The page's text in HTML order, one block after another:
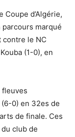
Coupe d’Algérie,
marqué
contre le NC
(1-0), en
fleuves
(6-0) en 32es de
de finale. Ces
club de